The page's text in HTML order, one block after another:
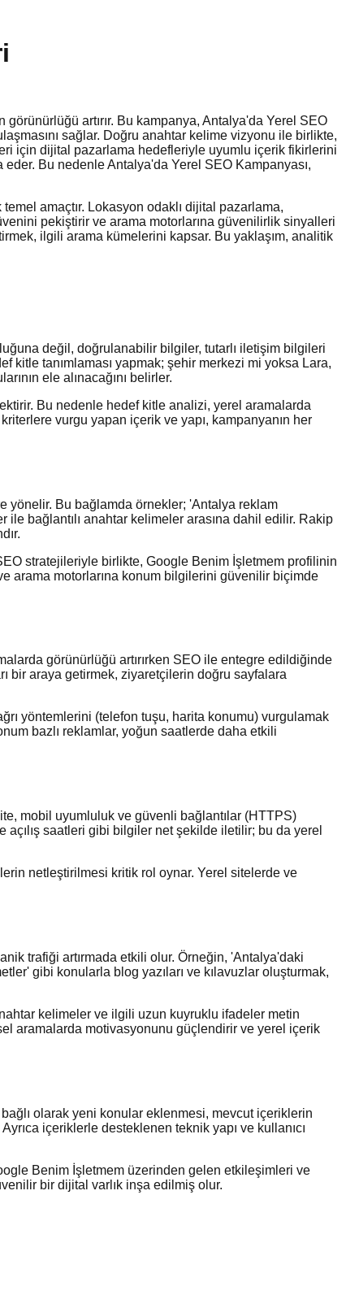
artırır. Bu kampanya, Antalya'da Yerel SEO
sağlar. Doğru anahtar kelime vizyonu ile birlikte,
için dijital pazarlama hedefleriyle uyumlu içerik fikirlerini
Bu nedenle Antalya'da Yerel SEO Kampanyası,
amaçtır. Lokasyon odaklı dijital pazarlama,
pekiştirir ve arama motorlarına güvenilirlik sinyalleri
ilgili arama kümelerini kapsar. Bu yaklaşım, analitik
değil, doğrulanabilir bilgiler, tutarlı iletişim bilgileri
kitle tanımlaması yapmak; şehir merkezi mi yoksa Lara,
ele alınacağını belirler.
Bu nedenle hedef kitle analizi, yerel aramalarda
vurgu yapan içerik ve yapı, kampanyanın her
yönelir. Bu bağlamda örnekler; 'Antalya reklam
bağlantılı anahtar kelimeler arasına dahil edilir. Rakip
stratejileriyle birlikte, Google Benim İşletmem profilinin
arama motorlarına konum bilgilerini güvenilir biçimde
görünürlüğü artırırken SEO ile entegre edildiğinde
bir araya getirmek, ziyaretçilerin doğru sayfalara
yöntemlerini (telefon tuşu, harita konumu) vurgulamak
bazlı reklamlar, yoğun saatlerde daha etkili
mobil uyumluluk ve güvenli bağlantılar (HTTPS)
saatleri gibi bilgiler net şekilde iletilir; bu da yerel
netleştirilmesi kritik rol oynar. Yerel sitelerde ve
trafiği artırmada etkili olur. Örneğin, 'Antalya'daki
gibi konularla blog yazıları ve kılavuzlar oluşturmak,
kelimeler ve ilgili uzun kuyruklu ifadeler metin
aramalarda motivasyonunu güçlendirir ve yerel içerik
olarak yeni konular eklenmesi, mevcut içeriklerin
içeriklerle desteklenen teknik yapı ve kullanıcı
Benim İşletmem üzerinden gelen etkileşimleri ve
bir dijital varlık inşa edilmiş olur.